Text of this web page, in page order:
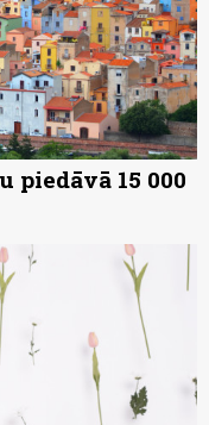
piedāvā 15 000